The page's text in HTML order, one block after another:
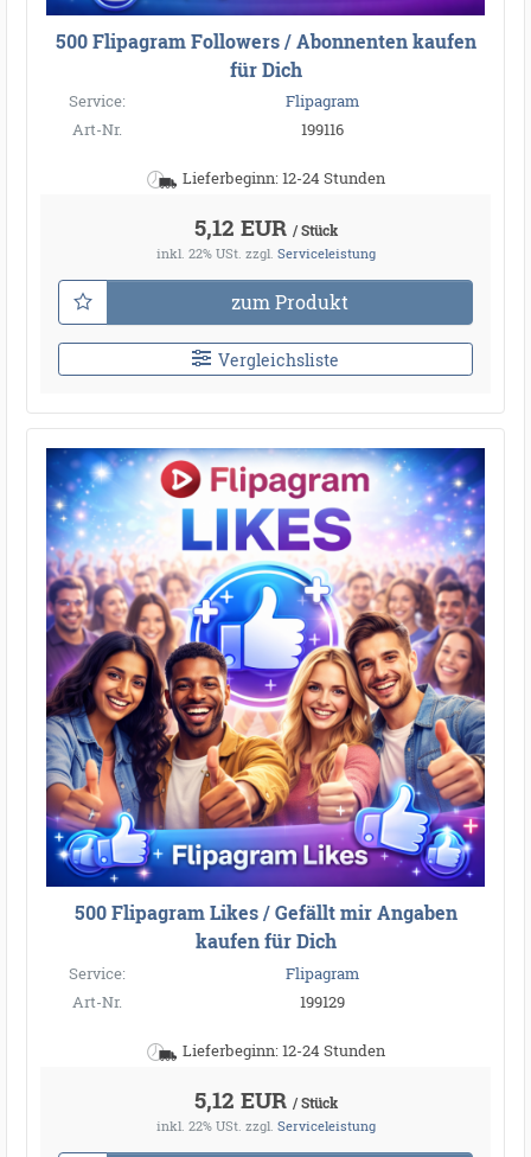
500 Flipagram Followers / Abonnenten kaufen
für Dich
Service:
Flipagram
Art-Nr.
199116
Lieferbeginn: 12-24 Stunden
5,12 EUR / Stück
inkl. 22% USt. zzgl. Serviceleistung
zum Produkt
Vergleichsliste
500 Flipagram Likes / Gefällt mir Angaben
kaufen für Dich
Service:
Flipagram
Art-Nr.
199129
Lieferbeginn: 12-24 Stunden
5,12 EUR / Stück
inkl. 22% USt. zzgl. Serviceleistung